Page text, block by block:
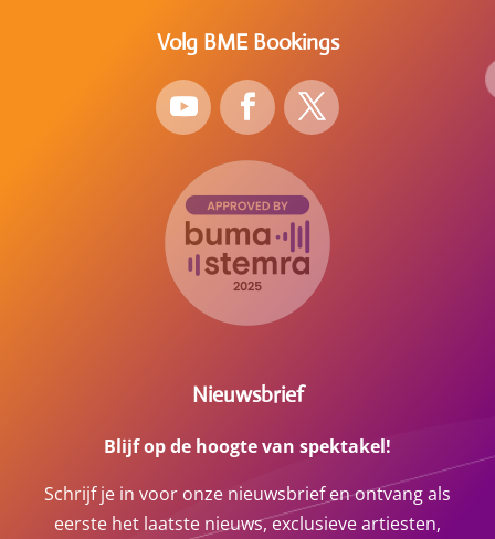
Volg BME Bookings
Nieuwsbrief
Blijf op de hoogte van spektakel!
Schrijf je in voor onze nieuwsbrief en ontvang als
eerste het laatste nieuws, exclusieve artiesten,